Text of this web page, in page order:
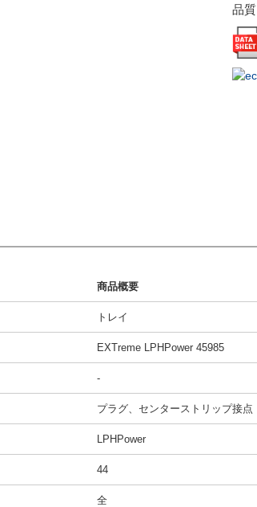
品
商品概要
トレイ
EXTreme LPHPower 45985
-
プラグ、センターストリップ接点
LPHPower
44
全